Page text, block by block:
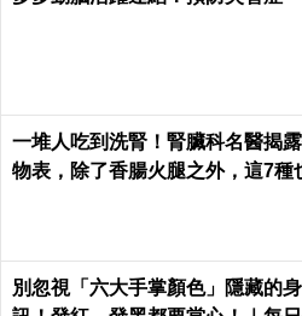
一堆人吃到洗腎！腎臟科名醫揭
物表，除了香腸火腿之外，這7種
別忽視「六大手掌顏色」隱藏的